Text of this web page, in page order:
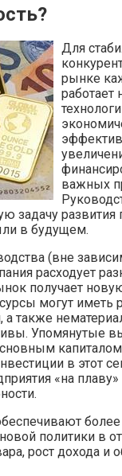
Для
рынке
работает
важных
задачу развития
в будущем.
(вне
расходует
получает
могут иметь
а также
Упомянутые
в этот
«на
более
политики в
рост дохода и